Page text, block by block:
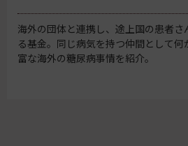
海外の団体と連携し、途上国の患者さ
る基金。同じ病気を持つ仲間として
富な海外の糖尿病事情を紹介。